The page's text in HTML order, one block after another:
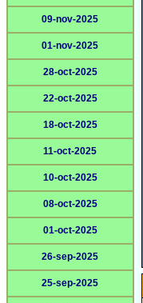
09-nov-2025
01-nov-2025
28-oct-2025
22-oct-2025
18-oct-2025
11-oct-2025
10-oct-2025
08-oct-2025
01-oct-2025
26-sep-2025
25-sep-2025